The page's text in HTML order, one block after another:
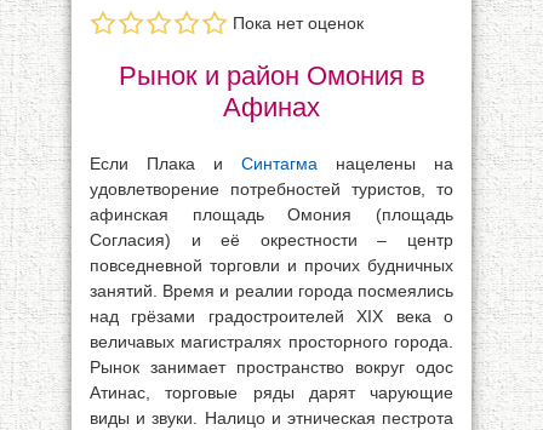
Пока нет оценок
Рынок и район Омония в
Афинах
Если Плака и Синтагма нацелены на
удовлетворение потребностей туристов, то
афинская площадь Омония (площадь
Согласия) и её окрестности – центр
повседневной торговли и прочих будничных
занятий. Время и реалии города посмеялись
над грёзами градостроителей XIX века о
величавых магистралях просторного города.
Рынок занимает пространство вокруг одос
Атинас, торговые ряды дарят чарующие
виды и звуки. Налицо и этническая пестрота